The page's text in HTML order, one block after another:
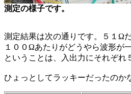
測定の様子です。
測定結果は次の通りです。５１Ω
１００Ωあたりがどうやら波形が
ということは、入出力にそれぞれ
ひょっとしてラッキーだったのか